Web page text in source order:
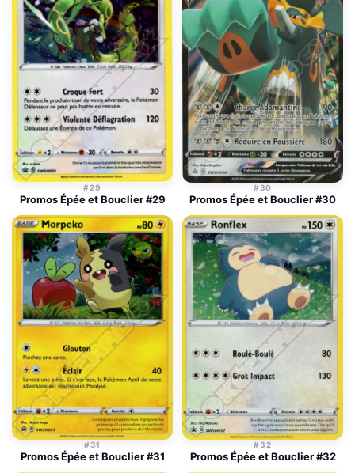
#29
Promos Épée et Bouclier #29
#30
Promos Épée et Bouclier #30
#31
Promos Épée et Bouclier #31
#32
Promos Épée et Bouclier #32